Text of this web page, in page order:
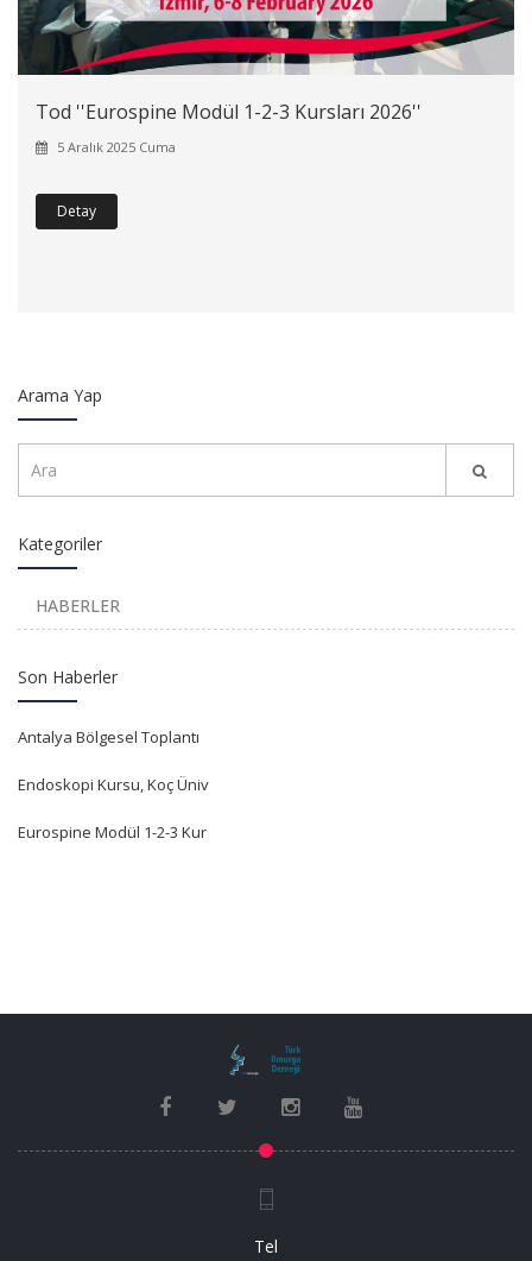
Tod ''Eurospine Modül 1-2-3 Kursları 2026''
5 Aralık 2025 Cuma
Detay
Arama Yap
Kategoriler
HABERLER
Son Haberler
Antalya Bölgesel Toplantı
Endoskopi Kursu, Koç Üniv
Eurospine Modül 1-2-3 Kur
Tel